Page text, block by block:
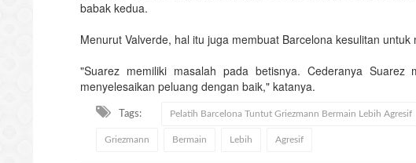
babak kedua.
Menurut Valverde, hal itu juga membuat Barcelona kesulitan untuk
"Suarez memiliki masalah pada betisnya. Cederanya
menyelesaikan peluang dengan baik," katanya.
Tags: Pelatih Barcelona Tuntut Griezmann Bermain Lebih Agresif
Griezmann Bermain Lebih Agresif